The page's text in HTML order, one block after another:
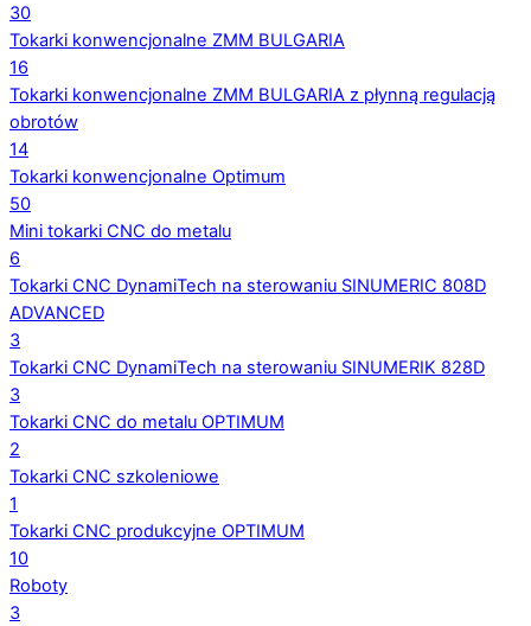
30
Tokarki konwencjonalne ZMM BULGARIA
16
Tokarki konwencjonalne ZMM BULGARIA z płynną regulacją
obrotów
14
Tokarki konwencjonalne Optimum
50
Mini tokarki CNC do metalu
6
Tokarki CNC DynamiTech na sterowaniu SINUMERIC 808D
ADVANCED
3
Tokarki CNC DynamiTech na sterowaniu SINUMERIK 828D
3
Tokarki CNC do metalu OPTIMUM
2
Tokarki CNC szkoleniowe
1
Tokarki CNC produkcyjne OPTIMUM
10
Roboty
3